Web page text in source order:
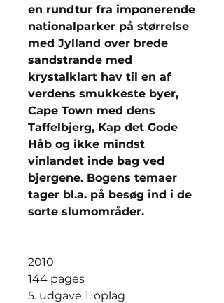
en rundtur fra imponerende
nationalparker på størrelse
med Jylland over brede
sandstrande med
krystalklart hav til en af
verdens smukkeste byer,
Cape Town med dens
Taffelbjerg, Kap det Gode
Håb og ikke mindst
vinlandet inde bag ved
bjergene. Bogens temaer
tager bl.a. på besøg ind i de
sorte slumområder.
2010
144 pages
5. udgave 1. oplag